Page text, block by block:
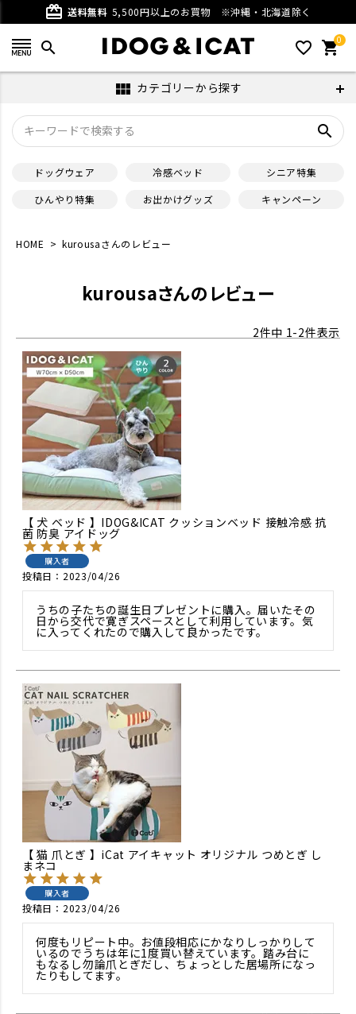
card_giftcard 送料無料 5,500円以上のお買物 ※沖縄・北海道除く
search favorite_outline 0
shopping_cart
view_module カテゴリーから探す
search
ドッグウェア 冷感ベッド
シニア特集
ひんやり特集
お出かけグッズ キャンペーン
HOME kurousaさんのレビュー
kurousaさんのレビュー
2件中 1-2件表示
【 犬 ベッド 】IDOG&ICAT クッションベッド 接触冷感 抗
菌 防臭 アイドッグ
購入者
投稿日 2023/04/26
うちの子たちの誕生日プレゼントに購入。届いたその
日から交代で寛ぎスペースとして利用しています。気
に入ってくれたので購入して良かったです。
【 猫 爪とぎ 】iCat アイキャット オリジナル つめとぎ し
まネコ
購入者
投稿日 2023/04/26
何度もリピート中。お値段相応にかなりしっかりして
いるのでうちは年に1度買い替えています。踏み台に
もなるし勿論爪とぎだし、ちょっとした居場所になっ
たりもしてます。